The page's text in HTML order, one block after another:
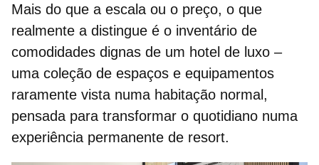
Mais do que a escala ou o preço, o que
realmente a distingue é o inventário de
comodidades dignas de um hotel de luxo –
uma coleção de espaços e equipamentos
raramente vista numa habitação normal,
pensada para transformar o quotidiano numa
experiência permanente de resort.